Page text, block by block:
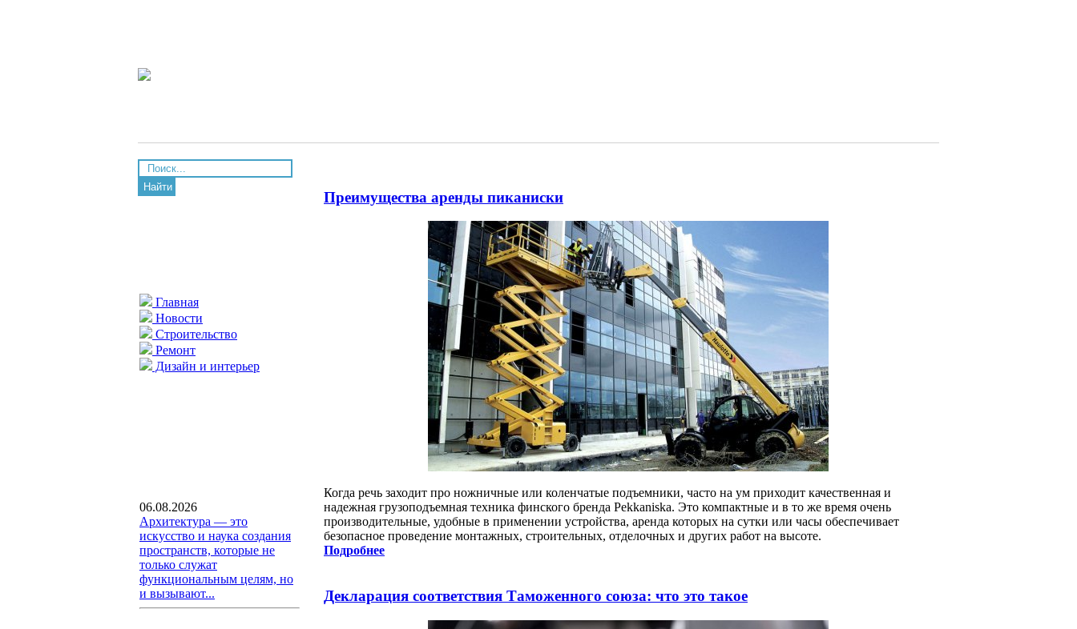
Найти
Главная
Новости
Строительство
Ремонт
Дизайн и интерьер
06.08.2026
Архитектура — это
искусство и наука создания
пространств, которые не
только служат
функциональным целям, но
и вызывают...
Преимущества аренды пиканиски
Когда речь заходит про ножничные или коленчатые подъемники, часто на ум приходит качественная и
надежная грузоподъемная техника финского бренда Pekkaniska. Это компактные и в то же время очень
производительные, удобные в применении устройства, аренда которых на сутки или часы обеспечивает
безопасное проведение монтажных, строительных, отделочных и других работ на высоте.
Подробнее
Декларация соответствия Таможенного союза: что это такое